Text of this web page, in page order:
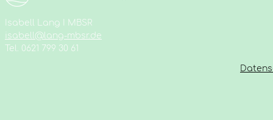
Isabell Lang I MBSR
isabell@lang-mbsr.de
Tel. 0621 799 30 61